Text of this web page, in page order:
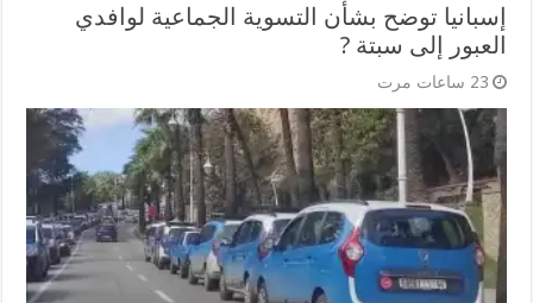
إسبانيا توضح بشأن التسوية الجماعية لوافدي
العبور إلى سبتة ?
23 ساعات مرت